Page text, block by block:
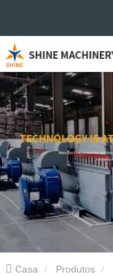
Casa Produtos